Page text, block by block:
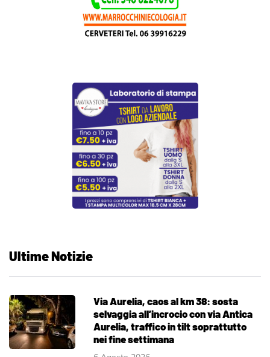
Ultime Notizie
Via Aurelia, caos al km 38: sosta
selvaggia all’incrocio con via Antica
Aurelia, traffico in tilt soprattutto
nei fine settimana